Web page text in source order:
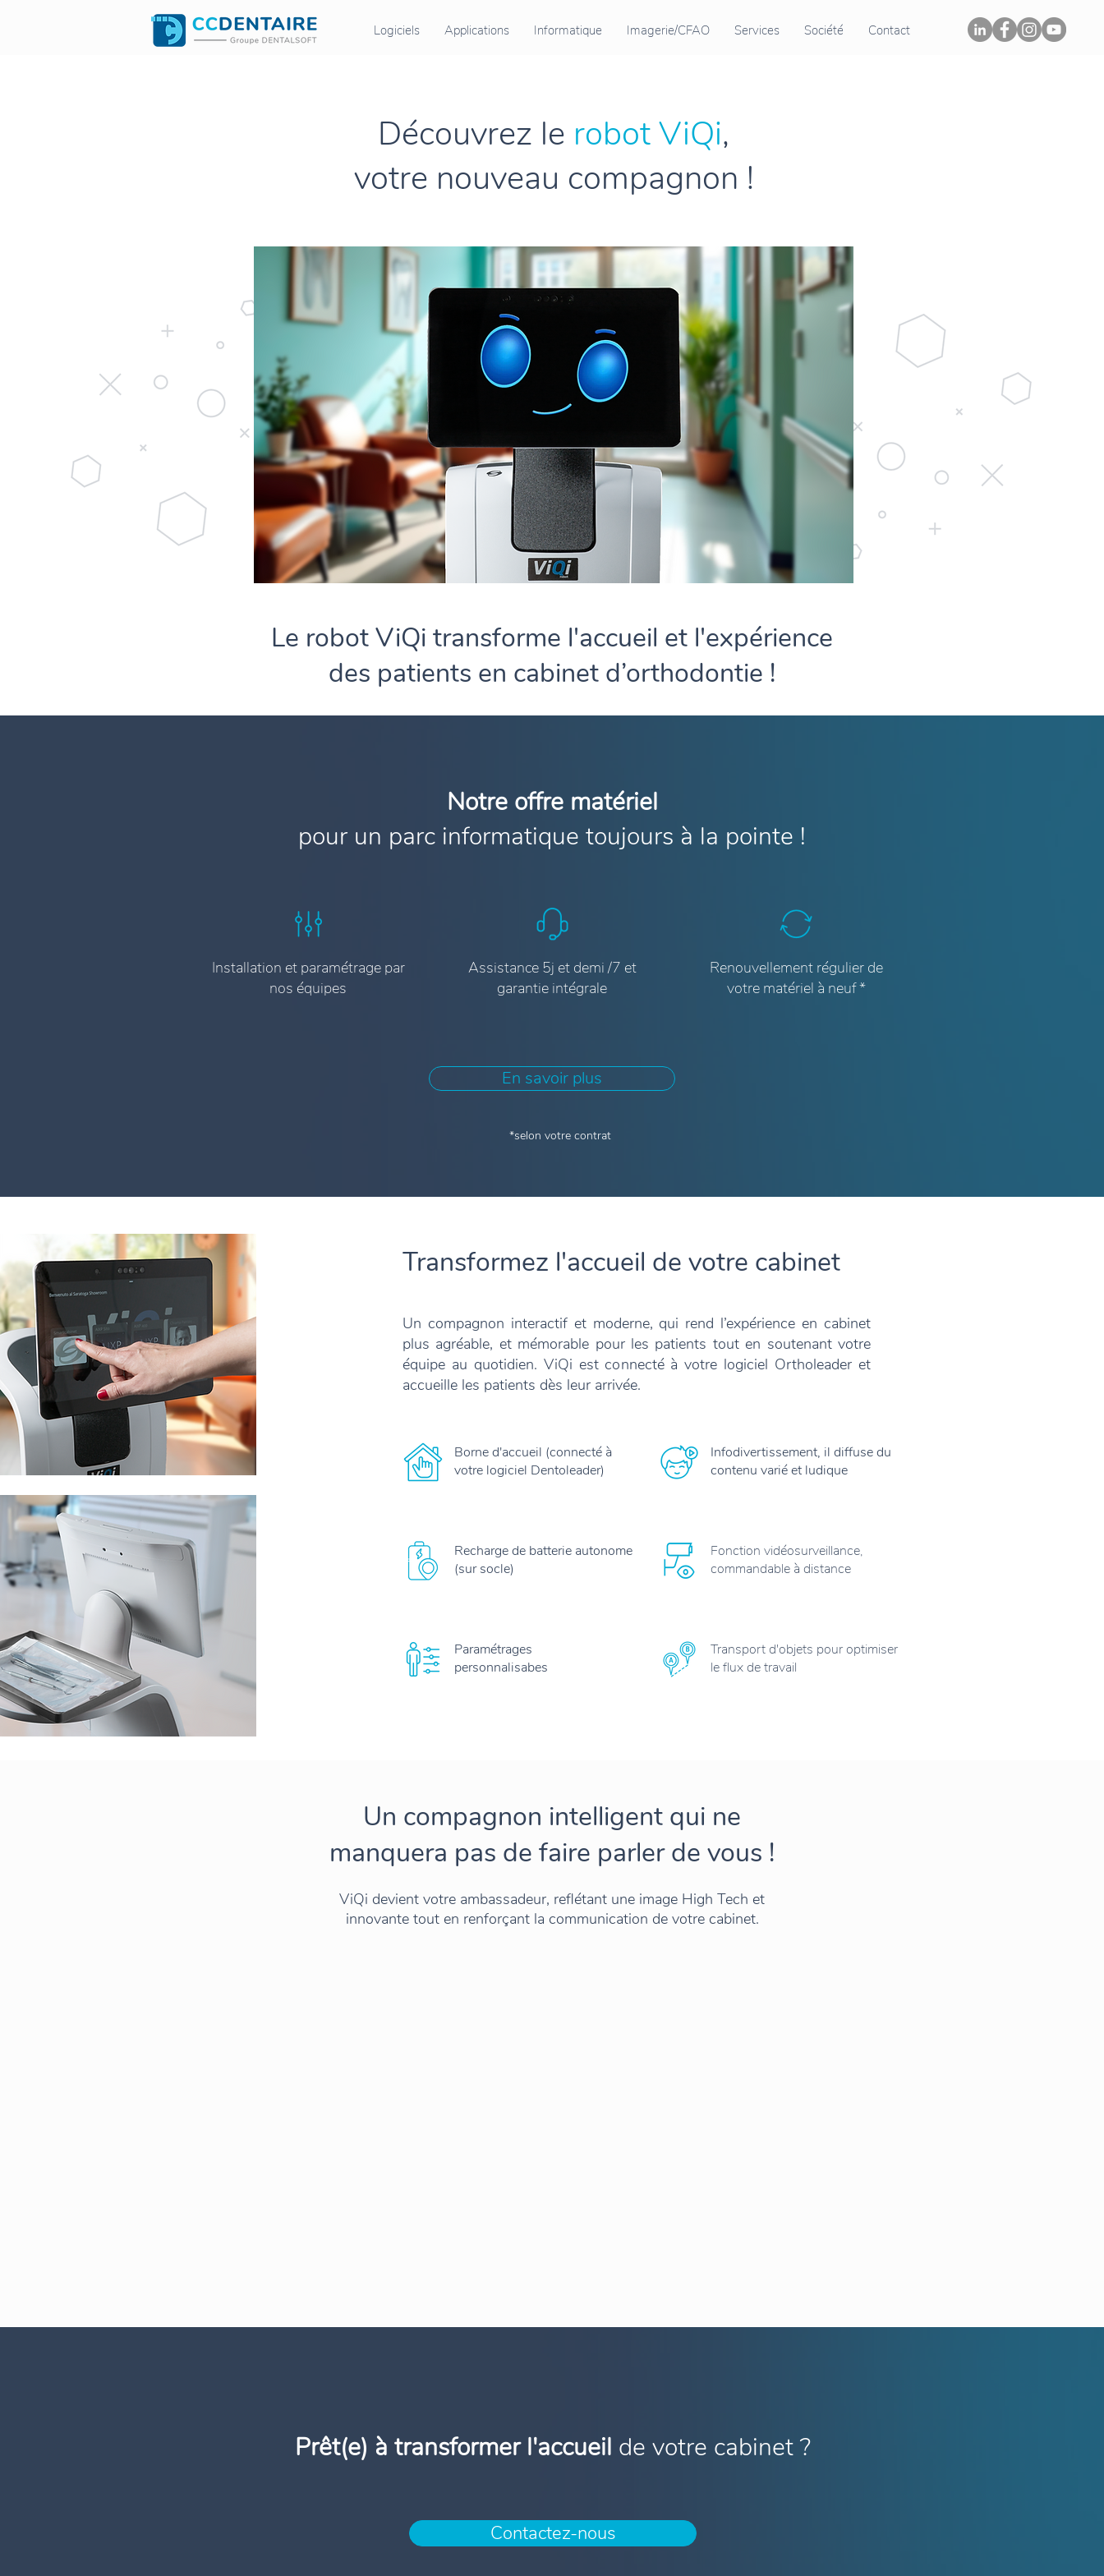
Logiciels Applications Informatique Imagerie/CFAO Services Société Contact
Découvrez le robot ViQi,
votre nouveau compagnon !
Le robot ViQi transforme l'accueil et l'expérience
des patients en cabinet d’orthodontie !
Notre offre matériel
pour un parc informatique toujours à la pointe !
Installation et paramétrage par
nos équipes
Assistance 5j et demi /7 et
garantie intégrale
Renouvellement régulier de
votre matériel à neuf *
En savoir plus
*selon votre contrat
Transformez l'accueil de votre cabinet
Un compagnon interactif et moderne, qui rend l’expérience en cabinet
plus agréable, et mémorable pour les patients tout en soutenant votre
équipe au quotidien. ViQi est connecté à votre logiciel Ortholeader et
accueille les patients dès leur arrivée.
Borne d'accueil (connecté à
votre logiciel Dentoleader)
Recharge de batterie autonome
(sur socle)
Paramétrages
personnalisabes
Infodivertissement, il diffuse du
contenu varié et ludique
Fonction vidéosurveillance,
commandable à distance
Transport d'objets pour optimiser
le flux de travail
Un compagnon intelligent qui ne
manquera pas de faire parler de vous !
ViQi devient votre ambassadeur, reflétant une image High Tech et
innovante tout en renforçant la communication de votre cabinet.
Prêt(e) à transformer l'accueil de votre cabinet ?
Contactez-nous